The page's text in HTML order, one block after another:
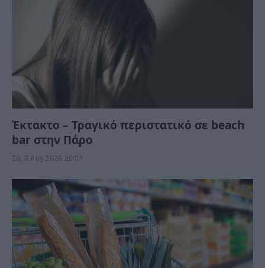
Έκτακτο – Τραγικό περιστατικό σε beach
bar στην Πάρο
Σα, 8 Αυγ 2026 20:01